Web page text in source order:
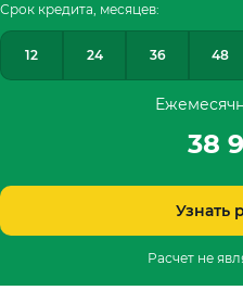
Срок кредита, месяцев:
12 24 36 48
38
Узнать
Расчет не